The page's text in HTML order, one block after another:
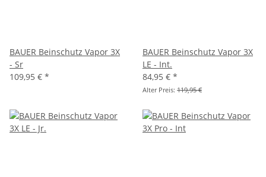
BAUER Beinschutz Vapor 3X
- Sr
109,95 € *
BAUER Beinschutz Vapor 3X
LE - Int.
84,95 € *
Alter Preis: 119,95 €